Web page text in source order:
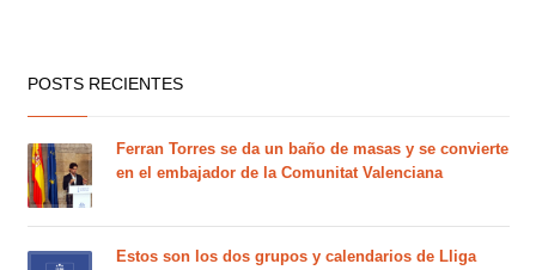
POSTS RECIENTES
Ferran Torres se da un baño de masas y se convierte
en el embajador de la Comunitat Valenciana
Estos son los dos grupos y calendarios de Lliga